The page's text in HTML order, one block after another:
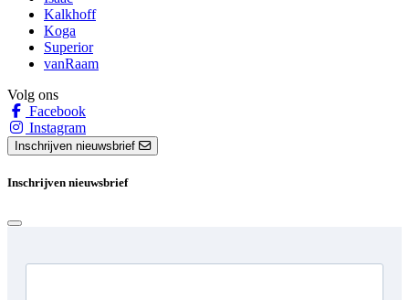
Kalkhoff
Koga
Superior
vanRaam
Volg ons
Facebook
Instagram
Inschrijven nieuwsbrief
Inschrijven nieuwsbrief